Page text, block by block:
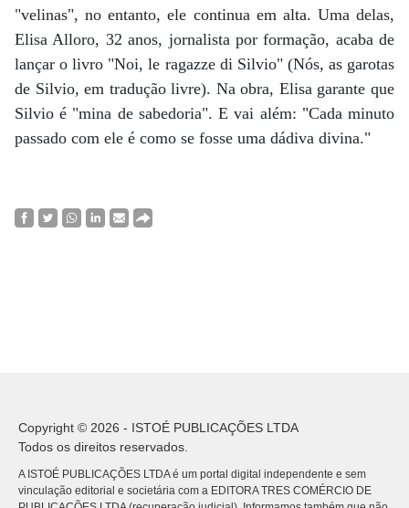
"velinas", no entanto, ele continua em alta. Uma delas,
Elisa Alloro, 32 anos, jornalista por formação, acaba de
lançar o livro "Noi, le ragazze di Silvio" (Nós, as garotas
de Silvio, em tradução livre). Na obra, Elisa garante que
Silvio é "mina de sabedoria". E vai além: "Cada minuto
passado com ele é como se fosse uma dádiva divina."
Copyright © 2026 - ISTOÉ PUBLICAÇÕES LTDA
Todos os direitos reservados.
A ISTOÉ PUBLICAÇÕES LTDA é um portal digital independente e sem
vinculação editorial e societária com a EDITORA TRES COMÉRCIO DE